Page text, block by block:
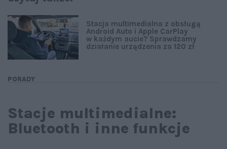
PORADY
Stacja multimedialna z obsługą
Android Auto i Apple CarPlay
w każdym aucie? Sprawdzamy
działanie urządzenia za 120 zł
Stacje multimedialne:
Bluetooth i inne funkcje